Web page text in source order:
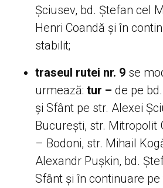
Șciusev, bd. Ștefan cel
Henri Coandă și în
stabilit;
traseul rutei nr. 9 se
urmează: tur – de pe
și Sfânt pe str. Alexei
București, str. Mitropolit
– Bodoni, str. Mihail
Alexandr Pușkin, bd.
Sfânt și în continuare